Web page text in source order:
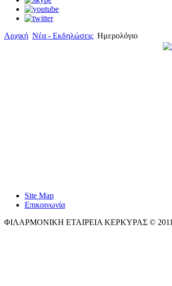
Αρχική Νέα - Εκδηλώσεις Ημερολόγιο
Site Map
Επικοινωνία
ΦΙΛΑΡΜΟΝΙΚΗ ΕΤΑΙΡΕΙΑ ΚΕΡΚΥΡΑΣ © 2011